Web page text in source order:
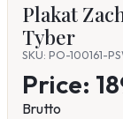
Plakat
Tyber
SKU: PO-100161-
Price:
Brutto